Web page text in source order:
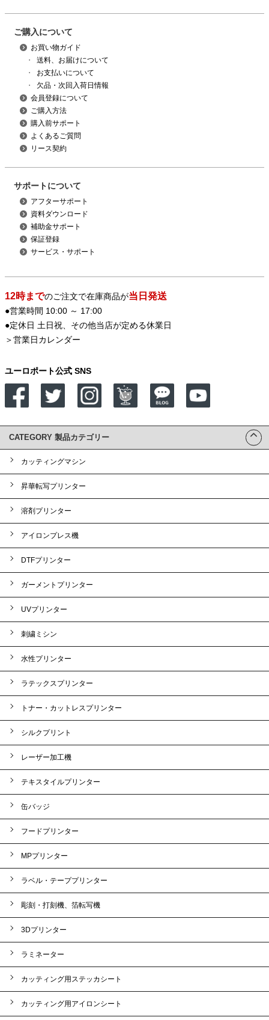
ご購入について
お買い物ガイド
・
送料、お届けについて
・
お支払いについて
・
欠品・次回入荷日情報
会員登録について
ご購入方法
購入前サポート
よくあるご質問
リース契約
サポートについて
アフターサポート
資料ダウンロード
補助金サポート
保証登録
サービス・サポート
12時までのご注文で在庫商品が当日発送
●営業時間 10:00 ～ 17:00
●定休日 土日祝、その他当店が定める休業日
＞営業日カレンダー
ユーロポート公式 SNS
CATEGORY 製品カテゴリー
カッティングマシン
昇華転写プリンター
溶剤プリンター
アイロンプレス機
DTFプリンター
ガーメントプリンター
UVプリンター
刺繍ミシン
水性プリンター
ラテックスプリンター
トナー・カットレスプリンター
シルクプリント
レーザー加工機
テキスタイルプリンター
缶バッジ
フードプリンター
MPプリンター
ラベル・テーププリンター
彫刻・打刻機、箔転写機
3Dプリンター
ラミネーター
カッティング用ステッカシート
カッティング用アイロンシート